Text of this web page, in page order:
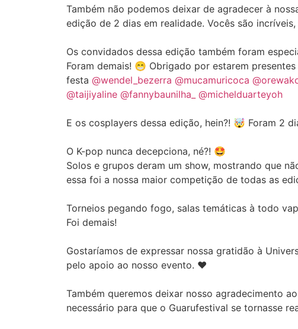
Também não podemos deixar de agradecer à
edição de 2 dias em realidade. Vocês são
Os convidados dessa edição também foram
Foram demais! 😁 Obrigado por estarem presentes
festa @wendel_bezerra @mucamuricoca
@taijiyaline @fannybaunilha_ @michelduarteyoh
E os cosplayers dessa edição, hein?! 🤯 Foram 2
O K-pop nunca decepciona, né?! 🤩
Solos e grupos deram um show, mostrando que
essa foi a nossa maior competição de todas as
Torneios pegando fogo, salas temáticas à todo
Foi demais!
Gostaríamos de expressar nossa gratidão à
pelo apoio ao nosso evento. ❤️
Também queremos deixar nosso agradecimento ao
necessário para que o Guarufestival se tornasse